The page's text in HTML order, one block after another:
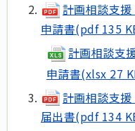
計画相談支
申請書(pdf 135
計画相談支
申請書(xlsx 27
計画相談支
届出書(pdf 134